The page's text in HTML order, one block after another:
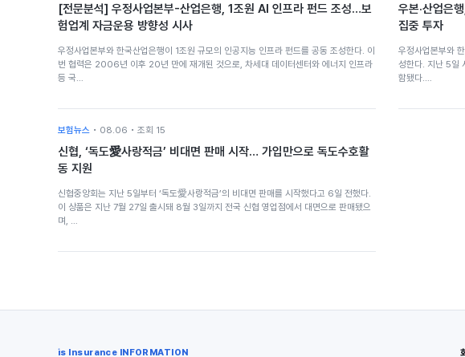
[전문분석] 우정사업본부-산업은행, 1조원 AI 인프라 펀드 조성…보
험업계 자금운용 방향성 시사
우정사업본부와 한국산업은행이 1조원 규모의 인공지능 인프라 펀드를 공동 조성한다. 이
번 협력은 2006년 이후 20년 만에 재개된 것으로, 차세대 데이터센터와 에너지 인프라
등 국…
우본·산업은
집중 투자
우정사업본부와
성한다. 지난 5일
함됐다.…
보험뉴스 • 08.06 • 조회 15
신협, ‘독도愛사랑적금’ 비대면 판매 시작… 가입만으로 독도수호활
동 지원
신협중앙회는 지난 5일부터 ‘독도愛사랑적금’의 비대면 판매를 시작했다고 6일 전했다.
이 상품은 지난 7월 27일 출시돼 8월 3일까지 전국 신협 영업점에서 대면으로 판매됐으
며, …
is Insurance INFORMATION